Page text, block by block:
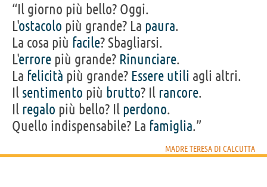
“Il giorno più bello? Oggi.
L'ostacolo più grande? La paura.
La cosa più facile? Sbagliarsi.
L'errore più grande? Rinunciare.
La felicità più grande? Essere utili agli altri.
Il sentimento più brutto? Il rancore.
Il regalo più bello? Il perdono.
Quello indispensabile? La famiglia.”
MADRE TERESA DI CALCUTTA